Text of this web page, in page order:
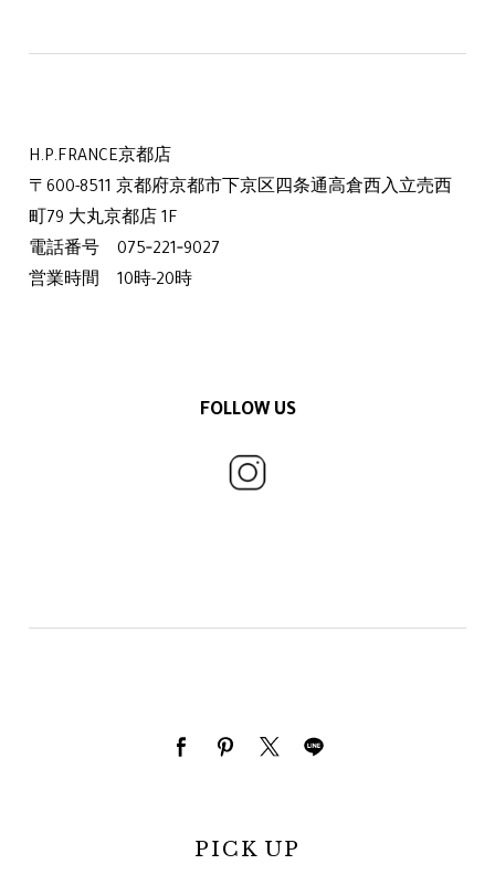
H.P.FRANCE京都店
〒600-8511 京都府京都市下京区四条通高倉西入立売西
町79 大丸京都店 1F
電話番号 075‐221‐9027
営業時間 10時-20時
FOLLOW US
PICK UP